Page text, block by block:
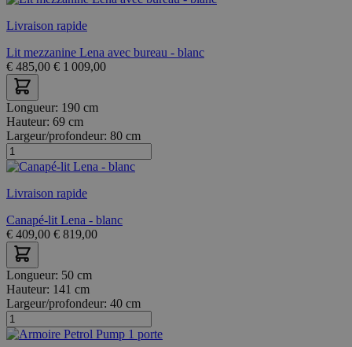
Livraison rapide
Lit mezzanine Lena avec bureau - blanc
€ 485,00 € 1 009,00
Longueur: 190 cm
Hauteur: 69 cm
Largeur/profondeur: 80 cm
Livraison rapide
Canapé-lit Lena - blanc
€ 409,00 € 819,00
Longueur: 50 cm
Hauteur: 141 cm
Largeur/profondeur: 40 cm